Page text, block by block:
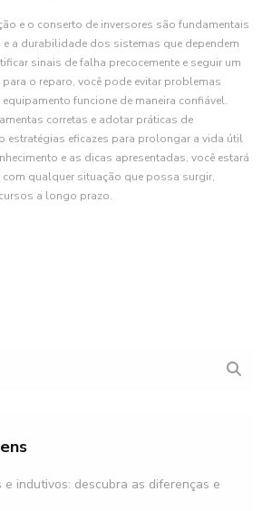
e o conserto de inversores são fundamentais
e a durabilidade dos sistemas que dependem
sinais de falha precocemente e seguir um
o reparo, você pode evitar problemas
funcione de maneira confiável.
corretas e adotar práticas de
estratégias eficazes para prolongar a vida útil
e as dicas apresentadas, você estará
qualquer situação que possa surgir,
a longo prazo.
e indutivos: descubra as diferenças e